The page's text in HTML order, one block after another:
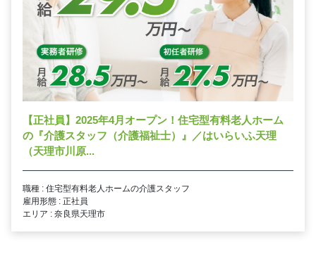
【正社員】2025年4月オープン！住宅型有料老人ホーム
の『介護スタッフ（介護福祉士）』／はいらいふ天理
（天理市川原...
職種 : 住宅型有料老人ホームの介護スタッフ
雇用形態 : 正社員
エリア : 奈良県天理市